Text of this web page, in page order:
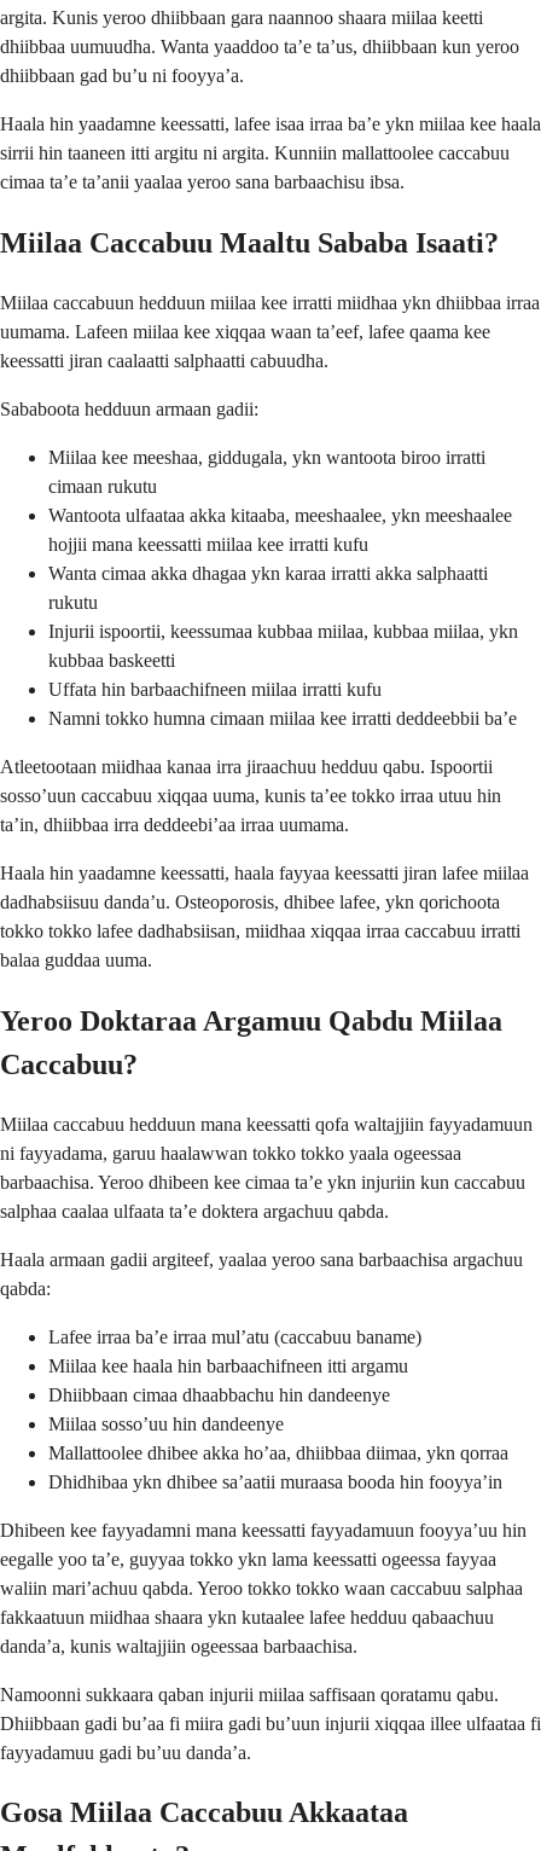
argita. Kunis yeroo dhiibbaan gara naannoo shaara miilaa keetti
dhiibbaa uumuudha. Wanta yaaddoo ta’e ta’us, dhiibbaan kun yeroo
dhiibbaan gad bu’u ni fooyya’a.
Haala hin yaadamne keessatti, lafee isaa irraa ba’e ykn miilaa kee haala
sirrii hin taaneen itti argitu ni argita. Kunniin mallattoolee caccabuu
cimaa ta’e ta’anii yaalaa yeroo sana barbaachisu ibsa.
Miilaa Caccabuu Maaltu Sababa Isaati?
Miilaa caccabuun hedduun miilaa kee irratti miidhaa ykn dhiibbaa irraa
uumama. Lafeen miilaa kee xiqqaa waan ta’eef, lafee qaama kee
keessatti jiran caalaatti salphaatti cabuudha.
Sababoota hedduun armaan gadii:
Miilaa kee meeshaa, giddugala, ykn wantoota biroo irratti
cimaan rukutu
Wantoota ulfaataa akka kitaaba, meeshaalee, ykn meeshaalee
hojjii mana keessatti miilaa kee irratti kufu
Wanta cimaa akka dhagaa ykn karaa irratti akka salphaatti
rukutu
Injurii ispoortii, keessumaa kubbaa miilaa, kubbaa miilaa, ykn
kubbaa baskeetti
Uffata hin barbaachifneen miilaa irratti kufu
Namni tokko humna cimaan miilaa kee irratti deddeebbii ba’e
Atleetootaan miidhaa kanaa irra jiraachuu hedduu qabu. Ispoortii
sosso’uun caccabuu xiqqaa uuma, kunis ta’ee tokko irraa utuu hin
ta’in, dhiibbaa irra deddeebi’aa irraa uumama.
Haala hin yaadamne keessatti, haala fayyaa keessatti jiran lafee miilaa
dadhabsiisuu danda’u. Osteoporosis, dhibee lafee, ykn qorichoota
tokko tokko lafee dadhabsiisan, miidhaa xiqqaa irraa caccabuu irratti
balaa guddaa uuma.
Yeroo Doktaraa Argamuu Qabdu Miilaa
Caccabuu?
Miilaa caccabuu hedduun mana keessatti qofa waltajjiin fayyadamuun
ni fayyadama, garuu haalawwan tokko tokko yaala ogeessaa
barbaachisa. Yeroo dhibeen kee cimaa ta’e ykn injuriin kun caccabuu
salphaa caalaa ulfaata ta’e doktera argachuu qabda.
Haala armaan gadii argiteef, yaalaa yeroo sana barbaachisa argachuu
qabda:
Lafee irraa ba’e irraa mul’atu (caccabuu baname)
Miilaa kee haala hin barbaachifneen itti argamu
Dhiibbaan cimaa dhaabbachu hin dandeenye
Miilaa sosso’uu hin dandeenye
Mallattoolee dhibee akka ho’aa, dhiibbaa diimaa, ykn qorraa
Dhidhibaa ykn dhibee sa’aatii muraasa booda hin fooyya’in
Dhibeen kee fayyadamni mana keessatti fayyadamuun fooyya’uu hin
eegalle yoo ta’e, guyyaa tokko ykn lama keessatti ogeessa fayyaa
waliin mari’achuu qabda. Yeroo tokko tokko waan caccabuu salphaa
fakkaatuun miidhaa shaara ykn kutaalee lafee hedduu qabaachuu
danda’a, kunis waltajjiin ogeessaa barbaachisa.
Namoonni sukkaara qaban injurii miilaa saffisaan qoratamu qabu.
Dhiibbaan gadi bu’aa fi miira gadi bu’uun injurii xiqqaa illee ulfaataa fi
fayyadamuu gadi bu’uu danda’a.
Gosa Miilaa Caccabuu Akkaataa